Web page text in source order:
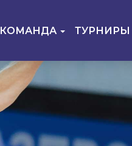
КОМАНДА ТУРНИРЫ